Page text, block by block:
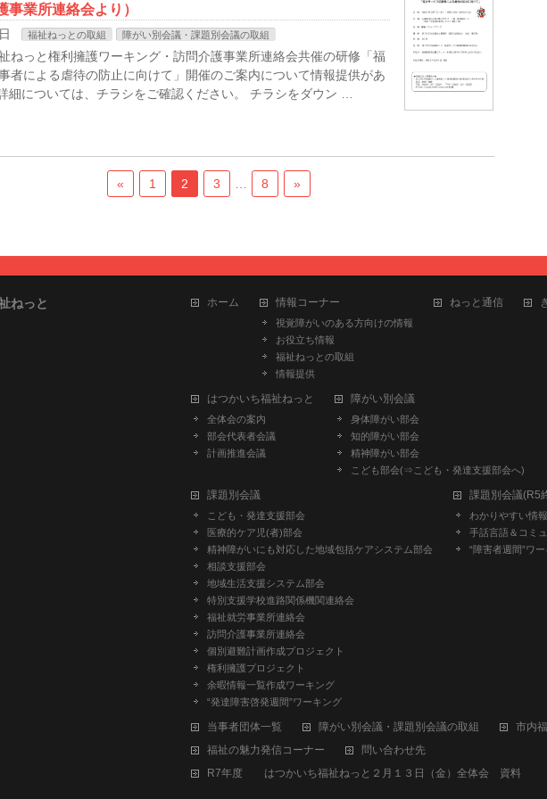
事業所連絡会より）
福祉ねっとの取組 障がい別会議・課題別会議の取組
ねっと権利擁護ワーキング・訪問介護事業所連絡会共催の研修「福
者による虐待の防止に向けて」開催のご案内について情報提供があ
細については、チラシをご確認ください。 チラシをダウン …
« 1 2 3 8 »
ねっと ホーム 情報コーナー
視覚障がいのある方向けの情報
お役立ち情報
福祉ねっとの取組
情報提供
ねっと通信
はつかいち福祉ねっと
全体会の案内
部会代表者会議
計画推進会議
障がい別会議
身体障がい部会
知的障がい部会
精神障がい部会
こども部会(⇒こども・発達支援部会へ)
課題別会議
こども・発達支援部会
医療的ケア児(者)部会
精神障がいにも対応した地域包括ケアシステム部会
相談支援部会
地域生活支援システム部会
特別支援学校進路関係機関連絡会
福祉就労事業所連絡会
訪問介護事業所連絡会
個別避難計画作成プロジェクト
権利擁護プロジェクト
余暇情報一覧作成ワーキング
“発達障害啓発週間”ワーキング
課題別会議(R5
わかりやすい情
手話言語＆コミ
“障害者週間”ワ
当事者団体一覧 障がい別会議・課題別会議の取組
市内
福祉の魅力発信コーナー
問い合わせ先
R7年度 はつかいち福祉ねっと２月１３日（金）全体会 資料